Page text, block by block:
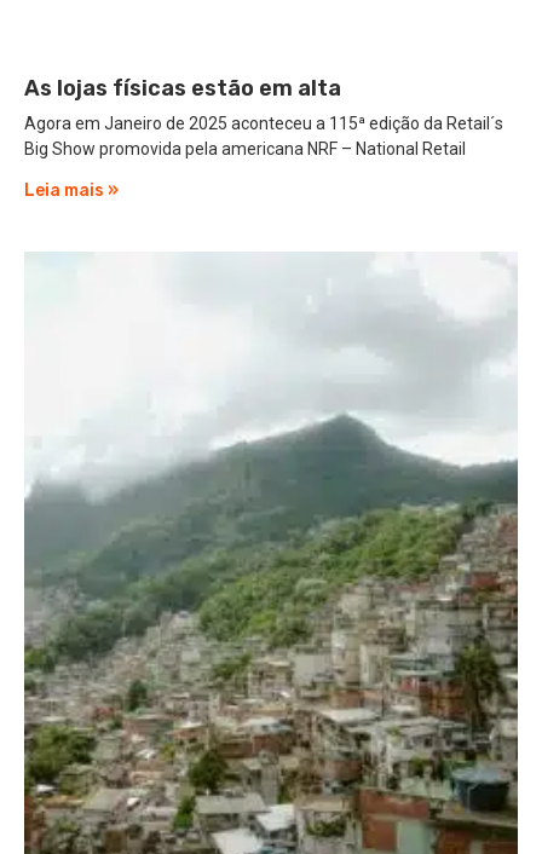
As lojas físicas estão em alta
Agora em Janeiro de 2025 aconteceu a 115ª edição da Retail´s
Big Show promovida pela americana NRF – National Retail
Leia mais »